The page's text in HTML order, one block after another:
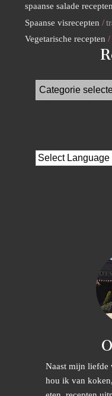
spaanse salade recepten
Spaanse visrecepten
Vegetarische recepten
Naast mijn liefde
hou ik van